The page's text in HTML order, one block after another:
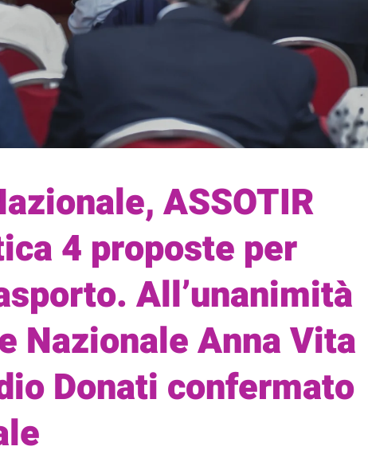
ASSOTIR
4 proposte per
All’unanimità
Nazionale Anna Vita
Donati confermato